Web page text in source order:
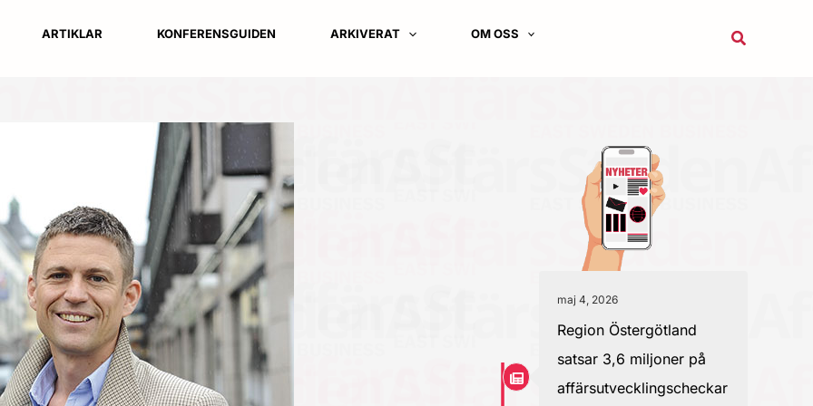
ARTIKLAR KONFERENSGUIDEN ARKIVERAT OM OSS Sök
maj 4, 2026
Region Östergötland
satsar 3,6 miljoner på
affärsutvecklingscheckar